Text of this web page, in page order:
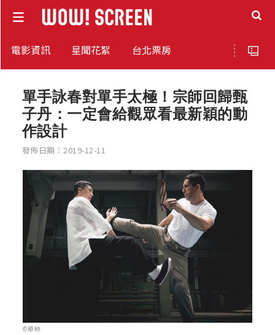
電影資訊 星聞花絮 台北票房
單手詠春對單手太極！宗師回歸甄
子丹：一定會給觀眾看最新穎的動
作設計
發佈日期：2019-12-11
©華映